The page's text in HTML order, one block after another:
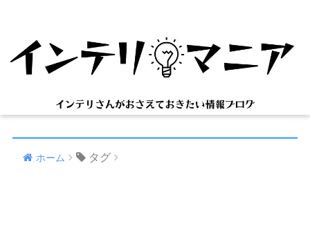
ホーム タグ